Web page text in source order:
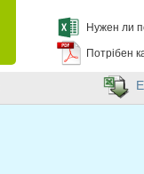
Нужен ли
Потрібен